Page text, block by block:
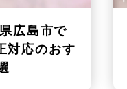
広島市で
対応のおす